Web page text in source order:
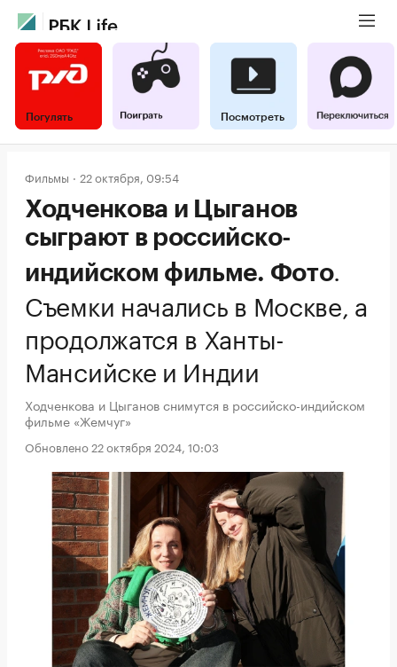
Погулять Посмотреть
Фильмы 22 октября, 09:54
Ходченкова и Цыганов
сыграют в российско-
индийском фильме. Фото.
Съемки начались в Москве, а
продолжатся в Ханты-
Мансийске и Индии
Ходченкова и Цыганов снимутся в российско-индийском
фильме «Жемчуг»
Обновлено 22 октября 2024, 10:03